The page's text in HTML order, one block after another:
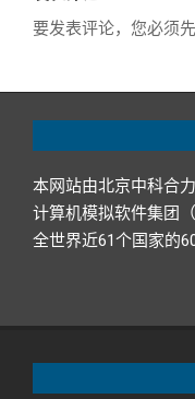
要发表评论，您必须先
本网站由北京中科合
计算机模拟软件集团
全世界近61个国家的